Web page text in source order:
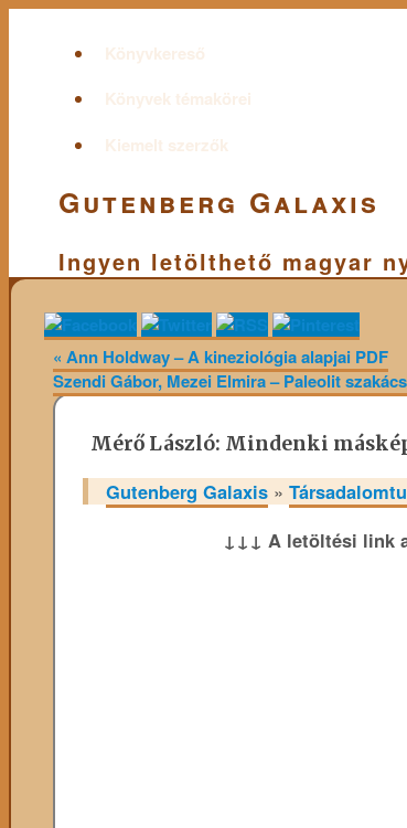
Könyvkereső
Könyvek témakörei
Kiemelt szerzők
Gutenberg Galaxis
Ingyen letölthető magyar
« Ann Holdway – A kineziológia alapjai PDF
Szendi Gábor, Mezei Elmira – Paleolit
Mérő László: Mindenki
Gutenberg Galaxis »
↓↓↓ A letöltési link